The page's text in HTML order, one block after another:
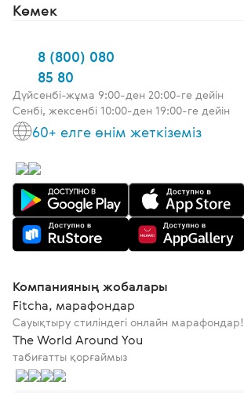
Көмек
8 (800) 080
85 80
Дүйсенбі-жұма 9:00-ден 20:00-ге дейін
Сенбі, жексенбі 10:00-ден 19:00-ге дейін
60+ елге өнім жеткіземіз
Компанияның жобалары
Fitcha, марафондар
Сауықтыру стиліндегі онлайн марафондар!
The World Around You
табиғатты қорғаймыз